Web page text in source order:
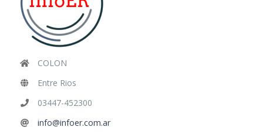
COLON
Entre Rios
03447-452300
info@infoer.com.ar